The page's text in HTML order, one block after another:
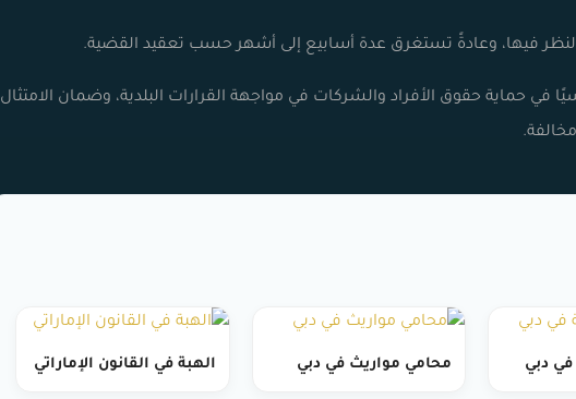
فيها، وعادةً تستغرق عدة أسابيع إلى أشهر حسب تعقيد القضية.
في حماية حقوق الأفراد والشركات في مواجهة القرارات البلدية، وضمان الامتثال
في دبي محامي مواريث في دبي الهبة في القانون الإماراتي